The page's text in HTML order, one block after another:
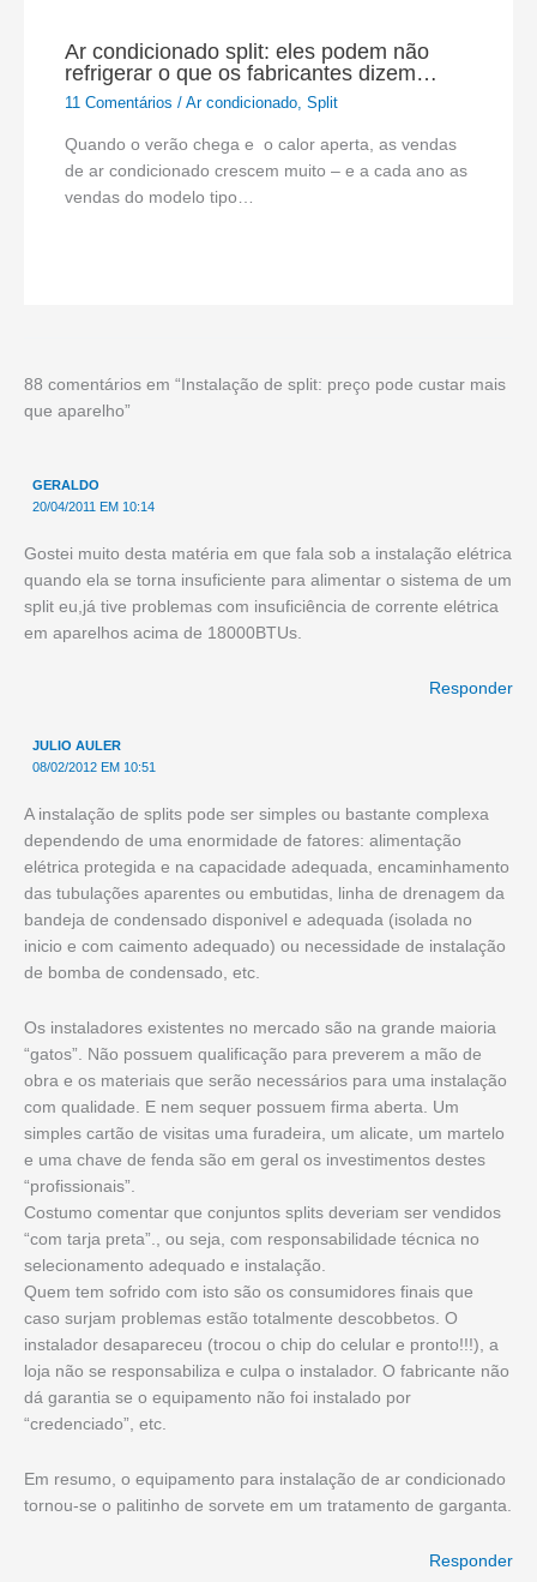
Ar condicionado split: eles podem não
refrigerar o que os fabricantes dizem…
11 Comentários /Ar condicionado,Split
Quando o verão chega e o calor aperta, as vendas
de ar condicionado crescem muito – e a cada ano as
vendas do modelo tipo…
88 comentários em “Instalação de split: preço pode custar mais
que aparelho”
GERALDO
20/04/2011 EM 10:14
Gostei muito desta matéria em que fala sob a instalação elétrica
quando ela se torna insuficiente para alimentar o sistema de um
split eu,já tive problemas com insuficiência de corrente elétrica
em aparelhos acima de 18000BTUs.
Responder
JULIO AULER
08/02/2012 EM 10:51
A instalação de splits pode ser simples ou bastante complexa
dependendo de uma enormidade de fatores: alimentação
elétrica protegida e na capacidade adequada, encaminhamento
das tubulações aparentes ou embutidas, linha de drenagem da
bandeja de condensado disponivel e adequada (isolada no
inicio e com caimento adequado) ou necessidade de instalação
de bomba de condensado, etc.
Os instaladores existentes no mercado são na grande maioria
“gatos”. Não possuem qualificação para preverem a mão de
obra e os materiais que serão necessários para uma instalação
com qualidade. E nem sequer possuem firma aberta. Um
simples cartão de visitas uma furadeira, um alicate, um martelo
e uma chave de fenda são em geral os investimentos destes
“profissionais”.
Costumo comentar que conjuntos splits deveriam ser vendidos
“com tarja preta”., ou seja, com responsabilidade técnica no
selecionamento adequado e instalação.
Quem tem sofrido com isto são os consumidores finais que
caso surjam problemas estão totalmente descobbetos. O
instalador desapareceu (trocou o chip do celular e pronto!!!), a
loja não se responsabiliza e culpa o instalador. O fabricante não
dá garantia se o equipamento não foi instalado por
“credenciado”, etc.
Em resumo, o equipamento para instalação de ar condicionado
tornou-se o palitinho de sorvete em um tratamento de garganta.
Responder